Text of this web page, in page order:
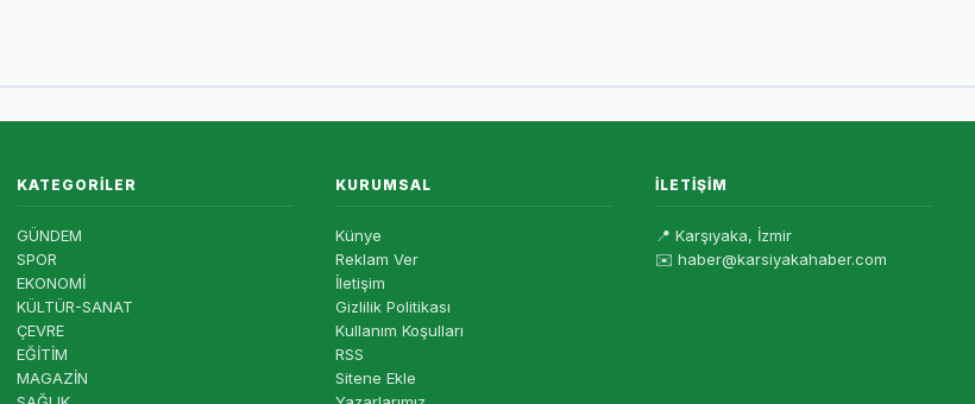
KATEGORILER
GÜNDEM
SPOR
EKONOMİ
KÜLTÜR-SANAT
ÇEVRE
EĞİTİM
MAGAZİN
KURUMSAL
Künye
Reklam Ver
İletişim
Gizlilik Politikası
Kullanım Koşulları
RSS
Sitene Ekle
İLETIŞIM
📍 Karşıyaka, İzmir
✉️ haber@karsiyakahaber.com